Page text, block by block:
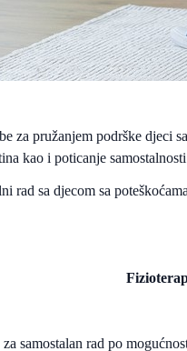
pružanjem podrške djeci
kao i poticanje samostalnosti
sa djecom sa
samostalan rad po